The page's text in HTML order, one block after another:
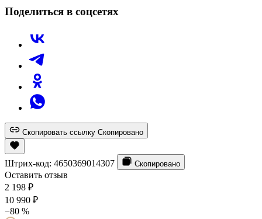
Поделиться в соцсетях
Скопировать ссылку Скопировано
Штрих-код: 4650369014307 Скопировано
Оставить отзыв
2 198 ₽
10 990 ₽
−80 %